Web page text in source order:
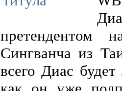
претендентом
Сингванча из
всего Диас